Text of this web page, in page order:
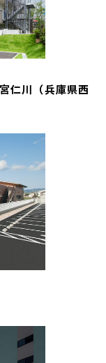
仁川（兵庫県西